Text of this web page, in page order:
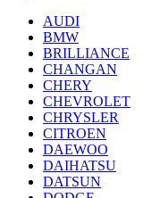
AUDI
BMW
BRILLIANCE
CHANGAN
CHERY
CHEVROLET
CHRYSLER
CITROEN
DAEWOO
DAIHATSU
DATSUN